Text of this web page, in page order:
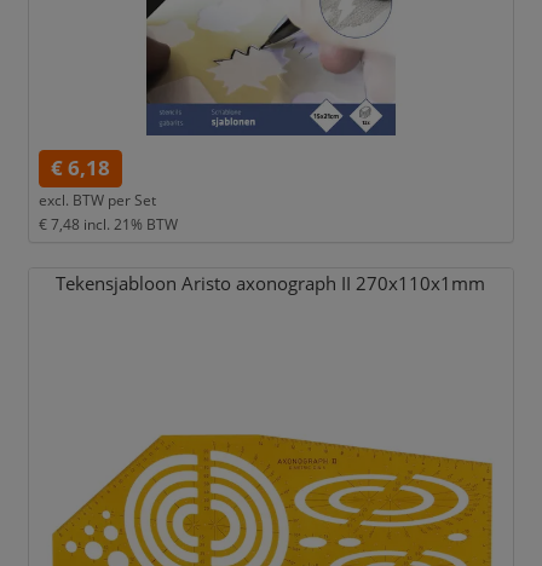
€ 6,18
excl. BTW per Set
€ 7,48 incl. 21% BTW
Tekensjabloon Aristo axonograph II 270x110x1mm